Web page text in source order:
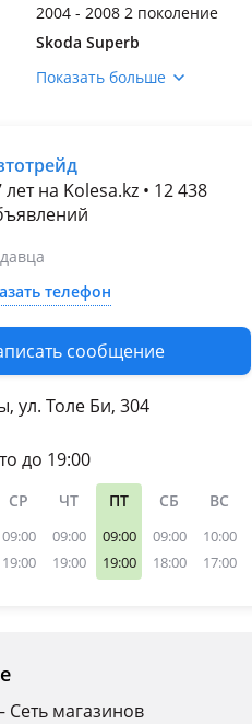
2004 - 2008 2 поколение
Skoda Superb
2013 - 2015 2 поколение
Volkswagen Caddy
2015 - 2020 4 поколение
2010 - 2015 3 поколение
2004 - 2010 3 поколение
1995 - 2004 2 поколение
2017 - 2020 7 поколение
2008 - 2012 6 поколение
1997 - 2005 4 поколение
Показать больше
лет на Kolesa.kz • 12 438
телефон
сообщение
ул. Толе Би, 304
до 19:00
СР
09:00
19:00
ЧТ
09:00
19:00
ПТ
09:00
19:00
СБ
09:00
18:00
ВС
10:00
17:00
Сеть магазинов